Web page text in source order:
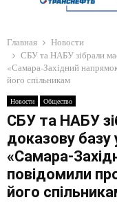
M
E
N
U
Главная
Новости
СБУ та НАБУ зібрали
«Самара-Західний
його спільникам
Новости Общество
СБУ та НАБУ
доказову базу
«Самара-
повідомили
його